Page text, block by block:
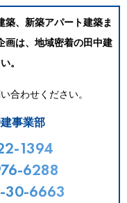
築、新築アパート建築ま
画は、地域密着の田中建
。
合わせください。
事業部
1394
6288
30-6663